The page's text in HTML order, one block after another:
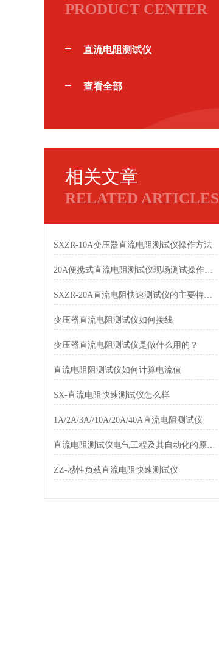
PRODUCT CENTER
直流电阻测试仪
查看全部
相关文章
RELATED ARTICLES
SXZR-10A变压器直流电阻测试仪操作方法
20A便携式直流电阻测试仪现场测试操作说明
SXZR-20A直流电阻快速测试仪的主要特点都有哪些呢
变压器直流电阻测试仪如何接线
变压器直流电阻测试仪是做什么用的？
直流电阻阻测试仪如何计算电流值
SX-直流电阻快速测试仪怎么样
1A/2A/3A//10A/20A/40A直流电阻测试仪
直流电阻测试仪电气工程及其自动化的原则和设计思想
ZZ-感性负载直流电阻快速测试仪